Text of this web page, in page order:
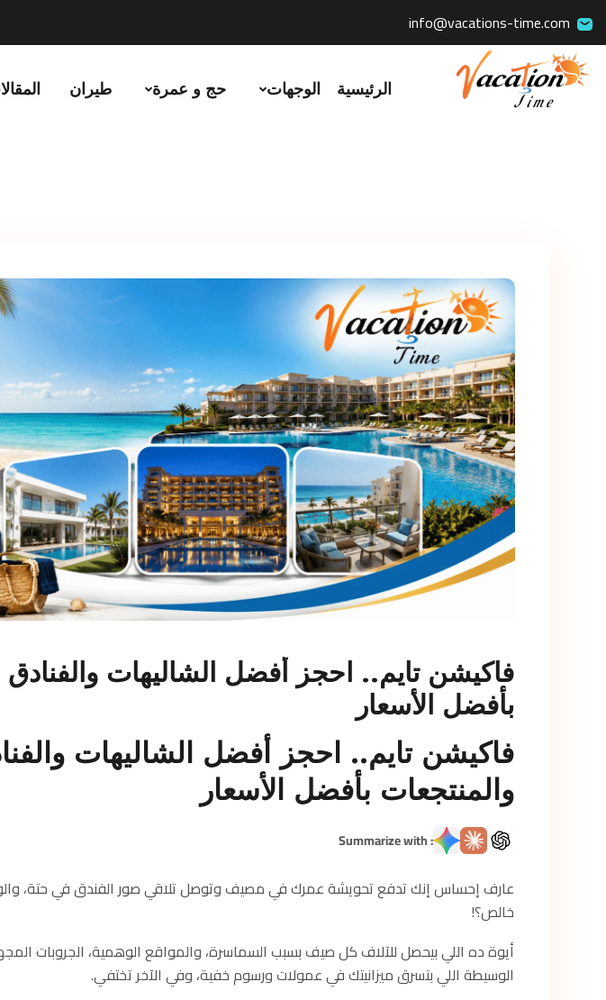
info@vacations-time.com
الرئيسية الوجهات حج و عمرة طيران
فاكيشن تايم.. احجز أفضل الشاليهات والفنادق
بأفضل الأسعار
فاكيشن تايم.. احجز أفضل الشاليهات
والمنتجعات بأفضل الأسعار
: Summarize with
عارف إحساس إنك تدفع تحويشة عمرك في مصيف وتوصل تلاقي صور الفندق في حتة،
خالص؟!
أيوة ده اللي بيحصل للآلاف كل صيف بسبب السماسرة، والمواقع الوهمية، الجروبات
الوسيطة اللي بتسرق ميزانيتك في عمولات ورسوم خفية، وفي الآخر تختفي.